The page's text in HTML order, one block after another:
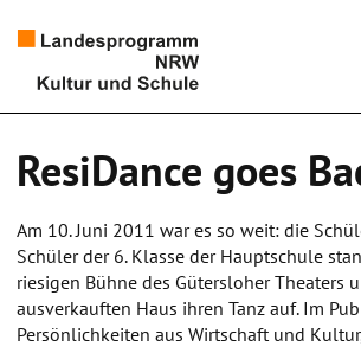
Künstlerpool
Schulen
Kultur und Schule
ResiDance goes
Am 10. Juni 2011 war es so weit: die
Schüler der 6. Klasse der Hauptschule
riesigen Bühne des Gütersloher Theaters
ausverkauften Haus ihren Tanz auf. Im
Persönlichkeiten aus Wirtschaft und